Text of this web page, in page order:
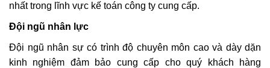
nhất trong lĩnh vực kế toán công ty cung cấp.
Đội ngũ nhân lực
Đội ngũ nhân sự có trình độ chuyên môn cao và dày dặn
kinh nghiệm đảm bảo cung cấp cho quý khách hàng